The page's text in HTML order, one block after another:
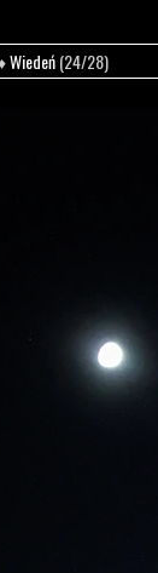
Wiedeń(24/28)